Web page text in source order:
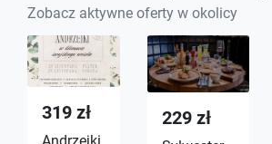
Zobacz aktywne oferty w okolicy
319 zł 229 zł